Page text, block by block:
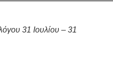
31 Ιουλίου – 31